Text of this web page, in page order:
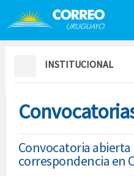
Saltar al contenido
INSTITUCIONAL
Convocatoria
correspondencia en